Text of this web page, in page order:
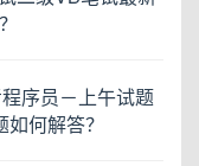
序员－上午试题
何解答？